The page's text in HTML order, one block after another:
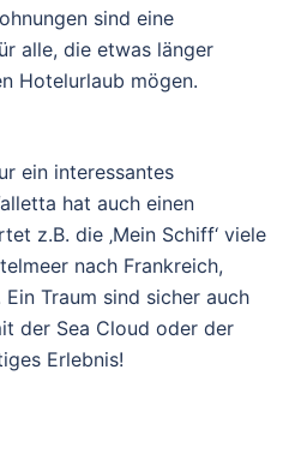
sind eine
alle, die etwas länger
Hotelurlaub mögen.
ein interessantes
hat auch einen
z.B. die ‚Mein Schiff‘ viele
nach Frankreich,
Traum sind sicher auch
der Sea Cloud oder der
Erlebnis!